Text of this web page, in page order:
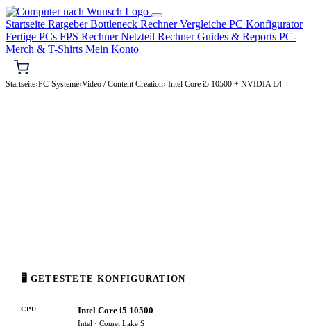
Startseite RatgeberBottleneck RechnerVergleiche PC Konfigurator
Fertige PCs FPS RechnerNetzteil RechnerGuides & Reports PC-
Merch & T-Shirts Mein Konto
Startseite›PC-Systeme›Video / Content Creation› Intel Core i5 10500 + NVIDIA L4
🖥 GETESTETE KONFIGURATION
CPU Intel Core i5 10500
Intel · Comet Lake S